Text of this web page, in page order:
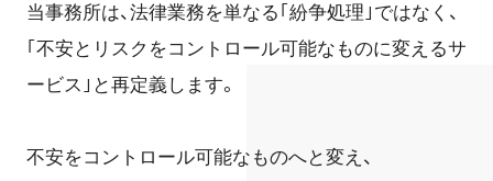
当事務所は、法律業務を単なる｢紛争処理｣ではなく、
｢不安とリスクをコントロール可能なものに変えるサ
ービス｣と再定義します。
不安をコントロール可能なものへと変え、